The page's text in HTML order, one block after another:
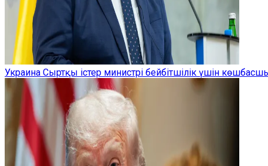
Украина Сыртқы істер министрі бейбітшілік үшін